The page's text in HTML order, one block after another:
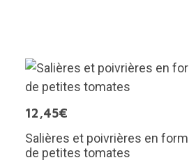
12,45€
Salières et poivrières en
de petites tomates